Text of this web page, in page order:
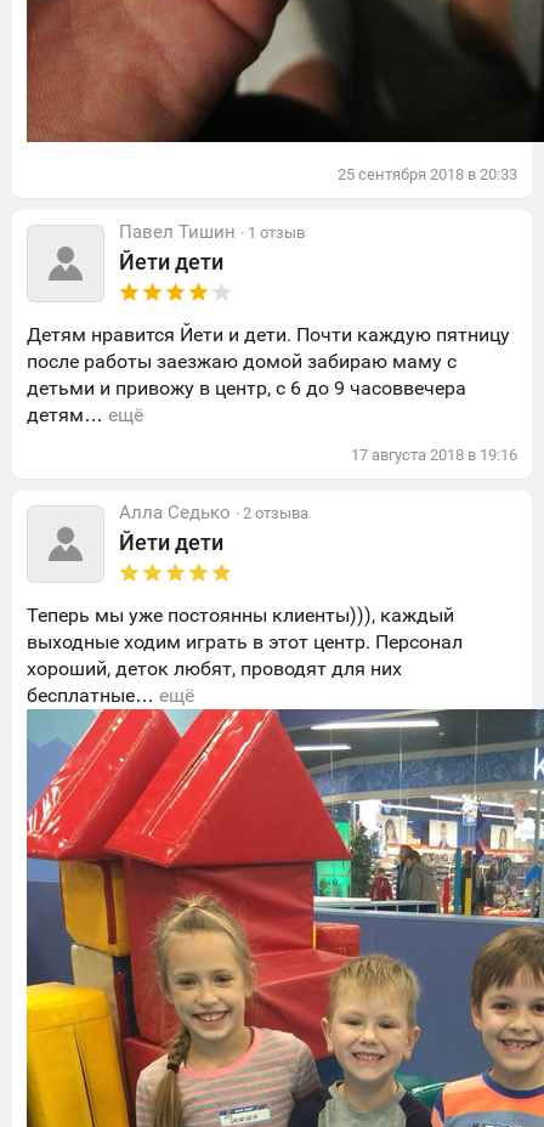
25 сентября 2018 в 20:33
Павел Тишин · 1 отзыв
Йети дети
Детям нравится Йети и дети. Почти каждую пятницу
после работы заезжаю домой забираю маму с
детьми и привожу в центр, с 6 до 9 часоввечера
детям… ещё
17 августа 2018 в 19:16
Алла Седько · 2 отзыва
Йети дети
Теперь мы уже постоянны клиенты))), каждый
выходные ходим играть в этот центр. Персонал
хороший, деток любят, проводят для них
бесплатные… ещё